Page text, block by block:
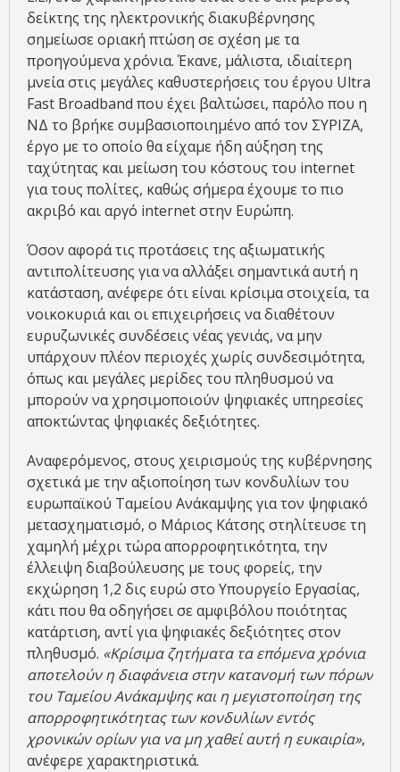
δείκτης της ηλεκτρονικής διακυβέρνησης
σημείωσε οριακή πτώση σε σχέση με τα
προηγούμενα χρόνια. Έκανε, μάλιστα, ιδιαίτερη
μνεία στις μεγάλες καθυστερήσεις του έργου Ultra
Fast Broadband που έχει βαλτώσει, παρόλο που η
ΝΔ το βρήκε συμβασιοποιημένο από τον ΣΥΡΙΖΑ,
έργο με το οποίο θα είχαμε ήδη αύξηση της
ταχύτητας και μείωση του κόστους του internet
για τους πολίτες, καθώς σήμερα έχουμε το πιο
ακριβό και αργό internet στην Ευρώπη.
Όσον αφορά τις προτάσεις της αξιωματικής
αντιπολίτευσης για να αλλάξει σημαντικά αυτή η
κατάσταση, ανέφερε ότι είναι κρίσιμα στοιχεία, τα
νοικοκυριά και οι επιχειρήσεις να διαθέτουν
ευρυζωνικές συνδέσεις νέας γενιάς, να μην
υπάρχουν πλέον περιοχές χωρίς συνδεσιμότητα,
όπως και μεγάλες μερίδες του πληθυσμού να
μπορούν να χρησιμοποιούν ψηφιακές υπηρεσίες
αποκτώντας ψηφιακές δεξιότητες.
Αναφερόμενος, στους χειρισμούς της κυβέρνησης
σχετικά με την αξιοποίηση των κονδυλίων του
ευρωπαϊκού Ταμείου Ανάκαμψης για τον ψηφιακό
μετασχηματισμό, ο Μάριος Κάτσης στηλίτευσε τη
χαμηλή μέχρι τώρα απορροφητικότητα, την
έλλειψη διαβούλευσης με τους φορείς, την
εκχώρηση 1,2 δις ευρώ στο Υπουργείο Εργασίας,
κάτι που θα οδηγήσει σε αμφιβόλου ποιότητας
κατάρτιση, αντί για ψηφιακές δεξιότητες στον
πληθυσμό. «Κρίσιμα ζητήματα τα επόμενα χρόνια
αποτελούν η διαφάνεια στην κατανομή των πόρων
του Ταμείου Ανάκαμψης και η μεγιστοποίηση της
απορροφητικότητας των κονδυλίων εντός
χρονικών ορίων για να μη χαθεί αυτή η ευκαιρία»,
ανέφερε χαρακτηριστικά.